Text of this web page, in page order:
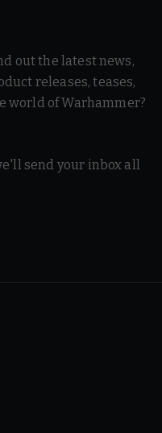
out the latest news,
releases, teases,
world of Warhammer?
send your inbox all